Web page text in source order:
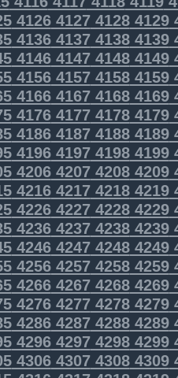
4126412741284129
4136413741384139
4146414741484149
4156415741584159
4166416741684169
4176417741784179
4186418741884189
4196419741984199
4206420742084209
4216421742184219
4226422742284229
4236423742384239
4246424742484249
4256425742584259
4266426742684269
4276427742784279
4286428742884289
4296429742984299
4306430743084309